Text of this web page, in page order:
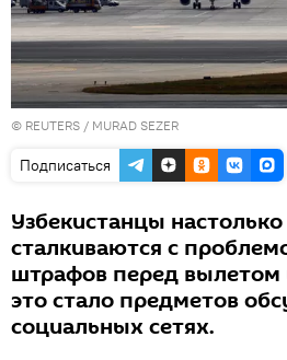
© REUTERS / MURAD SEZER
Подписаться
Узбекистанцы
сталкиваются с
штрафов перед вылетом
это стало предметов
социальных сетях.